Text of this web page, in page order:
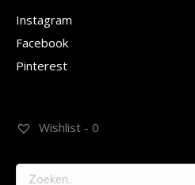
Instagram
Facebook
Pinterest
Wishlist - 0
Zoeken: